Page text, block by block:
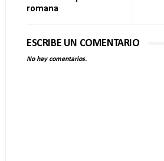
romana
ESCRIBE UN COMENTARIO
No hay comentarios.